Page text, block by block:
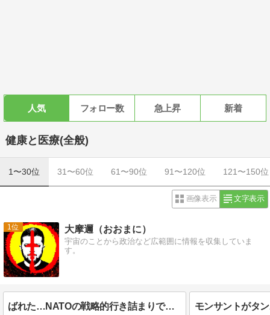
人気 フォロー数 急上昇 新着
健康と医療(全般)
1〜30位 31〜60位 61〜90位 91〜120位 121〜150位
画像表示 文字表示
1 大摩邇（おおまに）
宇宙のことから政治など広範囲に情報を収集していま
す。
ばれた…NATOの戦略的行き詰まりで幕を閉じた40日間の対ロシア・テロ行為